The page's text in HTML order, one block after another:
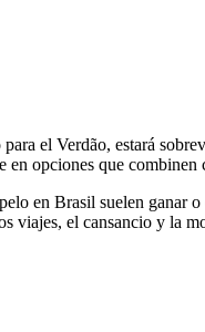
el Verdão, estará
en opciones que
en Brasil suelen ganar o
viajes, el cansancio y la